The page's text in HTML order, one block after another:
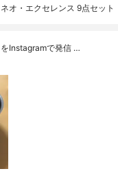
オ・エクセレンス 9点セット
をInstagramで発信 …